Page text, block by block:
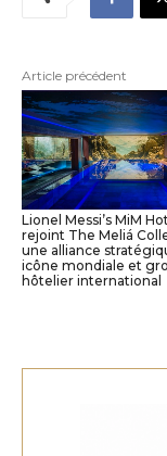
Article précédent
Lionel Messi’s MiM
rejoint The Meliá
une alliance
icône mondiale et
hôtelier international